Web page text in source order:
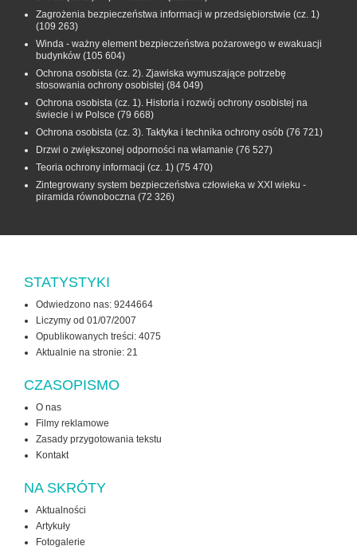
Zagrożenia bezpieczeństwa informacji w przedsiębiorstwie (cz. 1)
(109 263)
Winda - ważny element bezpieczeństwa pożarowego w ewakuacji
budynków (105 604)
Ochrona osobista (cz. 2). Zjawiska wymuszające potrzebę
stosowania ochrony osobistej (84 049)
Ochrona osobista (cz. 1). Historia i rozwój ochrony osobistej na
świecie i w Polsce (79 668)
Ochrona osobista (cz. 3). Taktyka i technika ochrony osób (76 721)
Drzwi o zwiększonej odporności na włamanie (76 527)
Teoria ochrony informacji (cz. 1) (75 470)
Zintegrowany system bezpieczeństwa człowieka w XXI wieku -
piramida równoboczna (72 326)
STATYSTYKI
Odwiedzono nas: 9244664
Liczymy od 01/07/2007
Opublikowanych treści: 4075
Aktualnie na stronie: 21
CZASOPISMO
O nas
Filmy reklamowe
Zasady przygotowania tekstu
Kontakt
NA SKRÓTY
Aktualności
Artykuły
Fotogalerie